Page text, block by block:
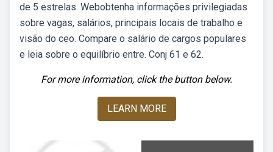
de 5 estrelas. Webobtenha informações privilegiadas
sobre vagas, salários, principais locais de trabalho e
visão do ceo. Compare o salário de cargos populares
e leia sobre o equilíbrio entre. Conj 61 e 62.
For more information, click the button below.
LEARN MORE